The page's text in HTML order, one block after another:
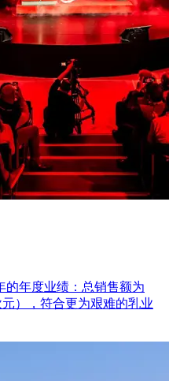
的年度业绩 ： 总销售额为
）， 符合更为艰难的乳业